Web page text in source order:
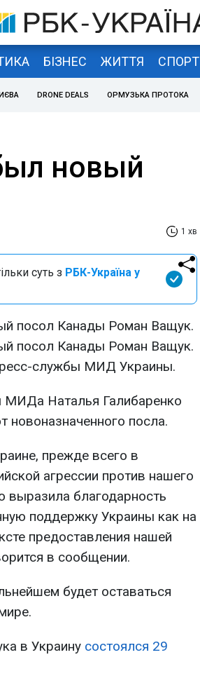
БІЗНЕС ЖИТТЯ СПОРТ
DRONE DEALS ОРМУЗЬКА ПРОТОКА
новый
1 хв
суть з РБК-Україна у
посол Канады Роман Ващук.
посол Канады Роман Ващук.
службы МИД Украины.
МИДа Наталья Галибаренко
новоназначенного посла.
прежде всего в
агрессии против нашего
выразила благодарность
поддержку Украины как на
предоставления нашей
в сообщении.
будет оставаться
в Украину состоялся 29